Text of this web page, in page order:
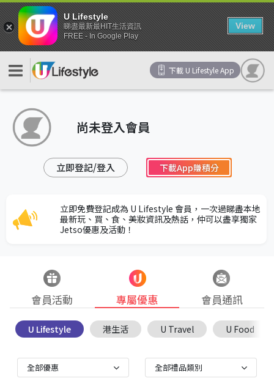
下載 U Lifestyle App
尚未登入會員
立即登記/登入 下載App賺積分
立即免費登記成為 U Lifestyle 會員，一次過睇盡本地
最新玩、買、食、美妝資訊及熱話，仲可以盡享獨家
Jetso優惠及活動！
會員活動 專屬優惠 會員通訊
U Lifestyle 港生活 U Travel U Food
全部優惠 全部禮品類別
U Lifestyle
睇盡最新最HIT生活資訊
FREE - In Google Play
View